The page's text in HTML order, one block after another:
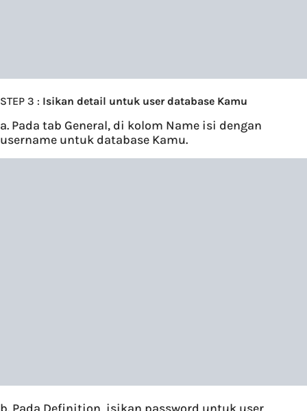
STEP 3 : Isikan detail untuk user database Kamu
a. Pada tab General, di kolom Name isi dengan
username untuk database Kamu.
b. Pada Definition, isikan password untuk user